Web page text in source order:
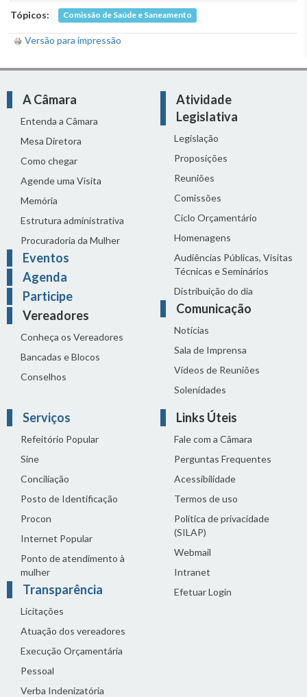
Tópicos: Comissão de Saúde e Saneamento
Versão para impressão
A Câmara
Entenda a Câmara
Mesa Diretora
Como chegar
Agende uma Visita
Memória
Estrutura administrativa
Procuradoria da Mulher
Eventos
Agenda
Participe
Vereadores
Conheça os Vereadores
Bancadas e Blocos
Conselhos
Atividade
Legislativa
Legislação
Proposições
Reuniões
Comissões
Ciclo Orçamentário
Homenagens
Audiências Públicas, Visitas
Técnicas e Seminários
Distribuição do dia
Comunicação
Notícias
Sala de Imprensa
Vídeos de Reuniões
Solenidades
Serviços
Refeitório Popular
Sine
Conciliação
Posto de Identificação
Procon
Internet Popular
Ponto de atendimento à
mulher
Transparência
Licitações
Atuação dos vereadores
Execução Orçamentária
Pessoal
Verba Indenizatória
Links Úteis
Fale com a Câmara
Perguntas Frequentes
Acessibilidade
Termos de uso
Política de privacidade
(SILAP)
Webmail
Intranet
Efetuar Login